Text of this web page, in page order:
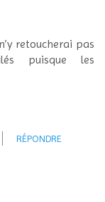
retoucherai pas
puisque les
RÉPONDRE